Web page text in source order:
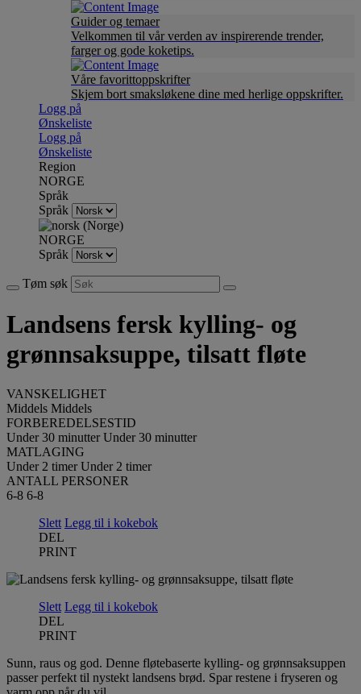
Guider og temaer
Velkommen til vår verden av inspirerende trender,
farger og gode koketips.
Våre favorittoppskrifter
Skjem bort smaksløkene dine med herlige oppskrifter.
Logg på
Ønskeliste
Logg på
Ønskeliste
Region
NORGE
Språk
Språk
NORGE
Språk
Tøm søk
Landsens fersk kylling- og
grønnsaksuppe, tilsatt fløte
VANSKELIGHET
Middels Middels
FORBEREDELSESTID
Under 30 minutter Under 30 minutter
MATLAGING
Under 2 timer Under 2 timer
ANTALL PERSONER
6-8 6-8
Slett Legg til i kokebok
DEL
PRINT
Slett Legg til i kokebok
DEL
PRINT
Sunn, raus og god. Denne fløtebaserte kylling- og grønnsaksuppen
passer perfekt til nystekt landsens brød. Spar restene i fryseren og